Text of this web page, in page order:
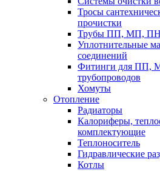
Тросы
прочистки
Трубы ПП, МП,
Уплотнительные
соединений
Фитинги для
трубопроводов
Хомуты
Отопление
Радиаторы
Калориферы,
комплектующие
Теплоноситель
Гидравлические
Котлы